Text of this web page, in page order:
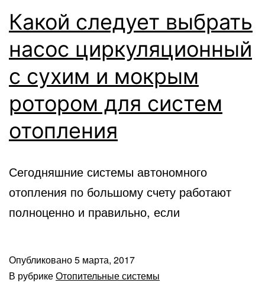
Какой следует выбрать
насос циркуляционный
с сухим и мокрым
ротором для систем
отопления
Сегодняшние системы автономного
отопления по большому счету работают
полноценно и правильно, если
Опубликовано5 марта, 2017
В рубрикеОтопительные системы